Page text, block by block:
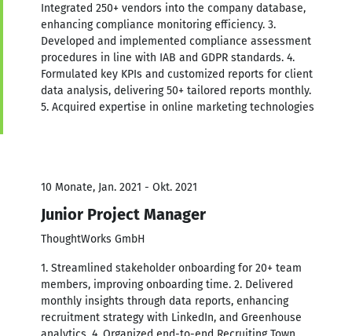
Integrated 250+ vendors into the company database,
enhancing compliance monitoring efficiency. 3.
Developed and implemented compliance assessment
procedures in line with IAB and GDPR standards. 4.
Formulated key KPIs and customized reports for client
data analysis, delivering 50+ tailored reports monthly.
5. Acquired expertise in online marketing technologies
10 Monate, Jan. 2021 - Okt. 2021
Junior Project Manager
ThoughtWorks GmbH
1. Streamlined stakeholder onboarding for 20+ team
members, improving onboarding time. 2. Delivered
monthly insights through data reports, enhancing
recruitment strategy with LinkedIn, and Greenhouse